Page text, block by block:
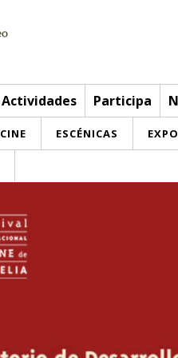
Actividades Participa
CINE ESCÉNICAS